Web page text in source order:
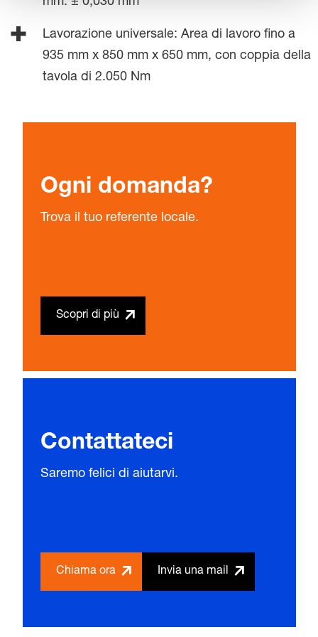
Lavorazione universale: Area di lavoro fino a
935 mm x 850 mm x 650 mm, con coppia della
tavola di 2.050 Nm
Ogni domanda?
Trova il tuo referente locale.
Scopri di più
Contattateci
Saremo felici di aiutarvi.
Chiama ora Invia una mail